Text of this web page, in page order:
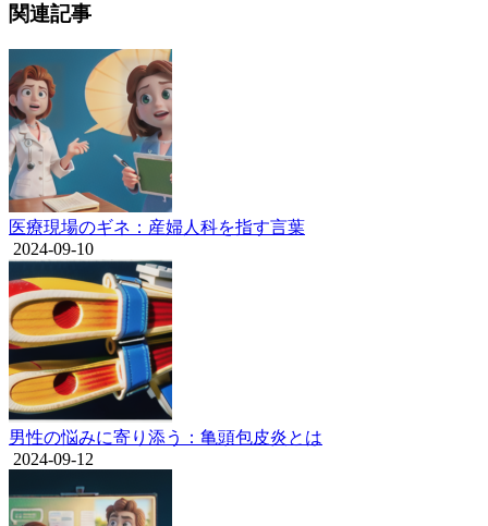
関連記事
医療現場のギネ：産婦人科を指す言葉
2024-09-10
男性の悩みに寄り添う：亀頭包皮炎とは
2024-09-12